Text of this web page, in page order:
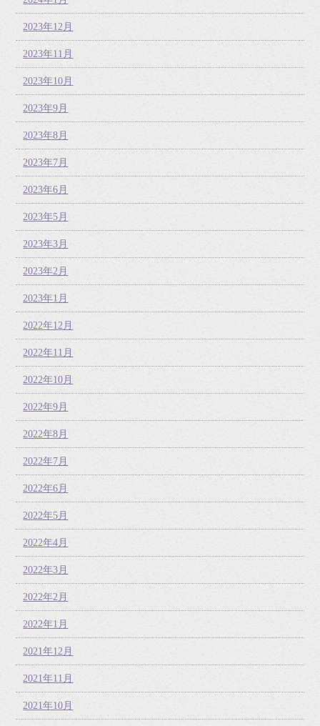
2023年12月
2023年11月
2023年10月
2023年9月
2023年8月
2023年7月
2023年6月
2023年5月
2023年3月
2023年2月
2023年1月
2022年12月
2022年11月
2022年10月
2022年9月
2022年8月
2022年7月
2022年6月
2022年5月
2022年4月
2022年3月
2022年2月
2022年1月
2021年12月
2021年11月
2021年10月